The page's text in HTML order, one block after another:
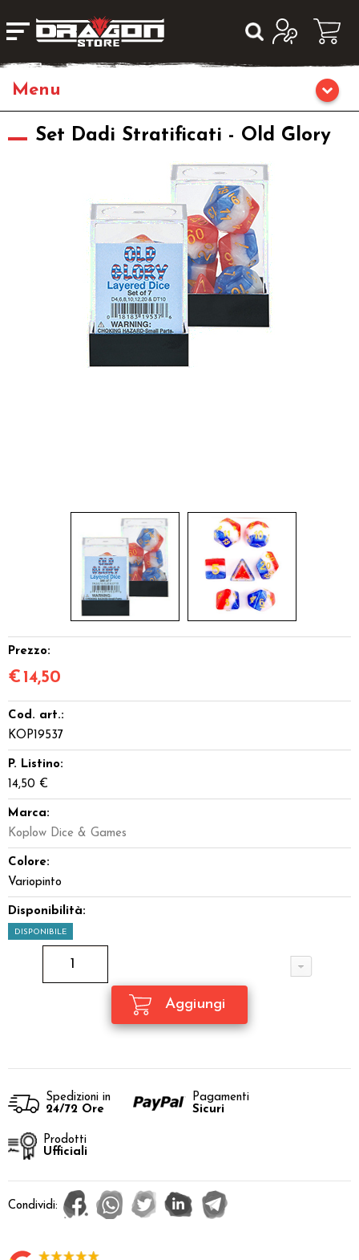
Home
Giochi di Ruolo
Giochi di Carte Collezionabili
Set Dadi Stratificati - Old Glory
Prezzo:
€ 14,50
Cod. art.:
KOP19537
P. Listino:
14,50 €
Marca:
Koplow Dice & Games
Colore:
Variopinto
Disponibilità:
DISPONIBILE
Spedizioni in
24/72 Ore
Pagamenti
Sicuri
Prodotti
Ufficiali
Condividi: